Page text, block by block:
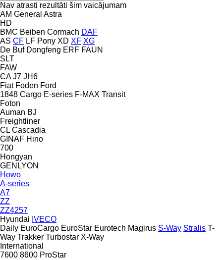
Nav atrasti rezultāti šim vaicājumam
AM General Astra
HD
BMC Beiben Cormach DAF
AS CF LF Pony XD XF XG
De Buf Dongfeng ERF FAUN
SLT
FAW
CA J7 JH6
Fiat Foden Ford
1848 Cargo E-series F-MAX Transit
Foton
Auman BJ
Freightliner
CL Cascadia
GINAF Hino
700
Hongyan
GENLYON
Howo
A-series
A7
ZZ
ZZ4257
Hyundai IVECO
Daily EuroCargo EuroStar Eurotech Magirus S-Way Stralis T-
Way Trakker Turbostar X-Way
International
7600 8600 ProStar